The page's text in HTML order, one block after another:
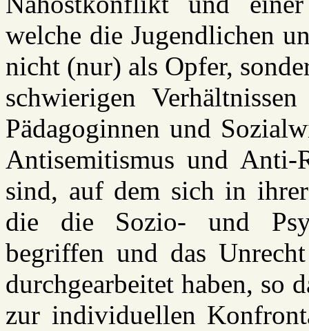
welche die Jugendlichen
nicht (nur) als Opfer,
schwierigen
Pädagoginnen und
Antisemitismus und Anti-
sind, auf dem sich in
die die Sozio- und
begriffen und das
durchgearbeitet haben, so
zur individuellen